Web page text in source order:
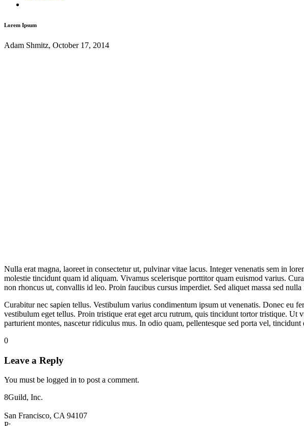
Lorem Ipsum
Adam Shmitz, October 17, 2014
Nulla erat magna, laoreet in consectetur ut, pulvinar vitae lacus. Integer venenatis sem in
molestie tincidunt quam id aliquam. Vivamus scelerisque porttitor quam euismod varius.
non rhoncus ut, convallis id leo. Proin faucibus cursus imperdiet. Sed aliquet massa sed
Curabitur nec sapien tellus. Vestibulum varius condimentum ipsum ut venenatis. Donec eu
vestibulum eget tellus. Proin tristique erat eget arcu rutrum, quis tincidunt tortor tristique. Ut
parturient montes, nascetur ridiculus mus. In odio quam, pellentesque sed porta vel,
0
Leave a Reply
You must be logged in to post a comment.
8Guild, Inc.
San Francisco, CA 94107